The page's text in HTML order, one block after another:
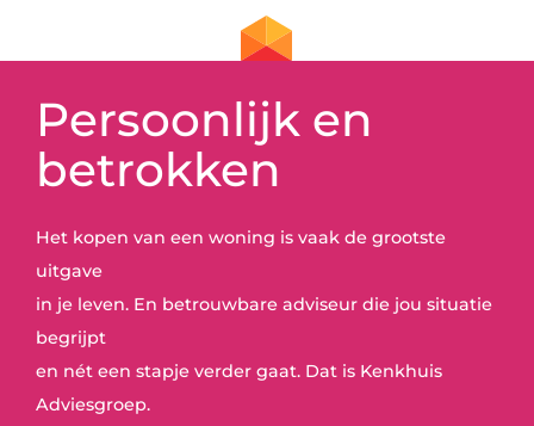
Persoonlijk en
betrokken
Het kopen van een woning is vaak de grootste
uitgave
in je leven. En betrouwbare adviseur die jou situatie
begrijpt
en nét een stapje verder gaat. Dat is Kenkhuis
Adviesgroep.